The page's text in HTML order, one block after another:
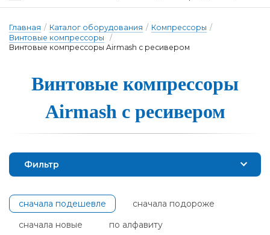
Главная / Каталог оборудования / Компрессоры /
Винтовые компрессоры
/
Винтовые компрессоры Airmash с ресивером
Винтовые ком­прес­со­ры
Airmash с ре­си­ве­ром
Фильтр
сначала подешевле
сначала подороже
сначала новые
по алфавиту